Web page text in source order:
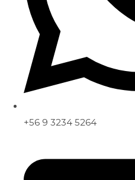
+56 9 3234 5264